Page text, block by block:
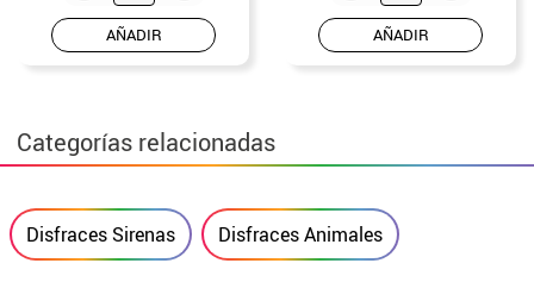
AÑADIR AÑADIR
Categorías relacionadas
Disfraces Sirenas Disfraces Animales